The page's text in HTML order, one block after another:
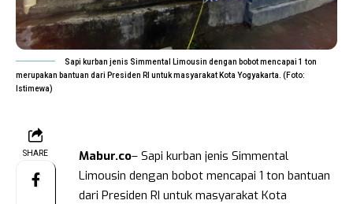
Sapi kurban jenis Simmental Limousin dengan bobot mencapai 1 ton
merupakan bantuan dari Presiden RI untuk masyarakat Kota Yogyakarta. (Foto:
Istimewa)
SHARE Mabur.co– Sapi kurban jenis Simmental
Limousin dengan bobot mencapai 1 ton bantuan
dari Presiden RI untuk masyarakat Kota